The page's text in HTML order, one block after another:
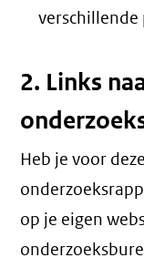
2. Links
Heb je voor
op je eigen